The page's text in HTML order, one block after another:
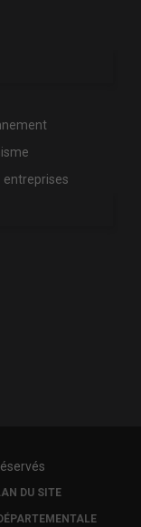
entreprises
DU SITE